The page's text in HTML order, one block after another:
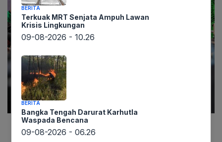
Lintaswarta.co.id, Jakarta – Ribuan buruh dari
BERITA
Terkuak MRT Senjata Ampuh Lawan
Krisis Lingkungan
09-08-2026 - 10.26
BERITA
Bangka Tengah Darurat Karhutla
Waspada Bencana
09-08-2026 - 06.26